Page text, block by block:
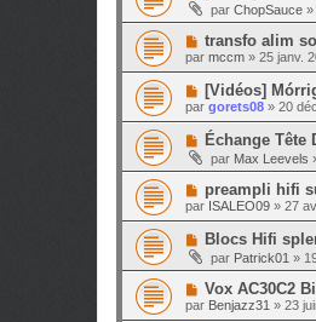
g
e
e
s
s
a
g
e
a
u
m
e
s
s
a
g
e
u
e
a
u
m
e
s
s
a
g
e
par ChopSauce »
N
o
u
v
a
u
m
e
s
a
g
e
transfo alim
par mccm » 25 janv.
N
o
u
v
e
a
u
m
e
s
s
a
g
e
[Vidéos]
par gorets08 » 20
N
u
a
u
m
e
s
s
g
Échange Tête
par Max Leevels
N
o
u
v
e
a
u
m
e
s
preampli hifi
par ISALEO09 » 27
N
u
v
a
Blocs Hifi
par Patrick01 »
N
o
u
Vox AC30C2
par Benjazz31 » 23